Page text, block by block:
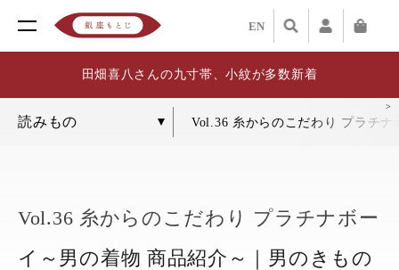
EN
田畑喜八さんの九寸帯、小紋が多数新着
Vol.36 糸からのこだわり プラチ
Vol.36 糸からのこだわり プラチナボー
イ～男の着物 商品紹介～｜男のきもの